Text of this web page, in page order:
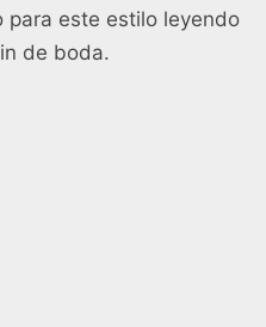
para este estilo leyendo
de boda.